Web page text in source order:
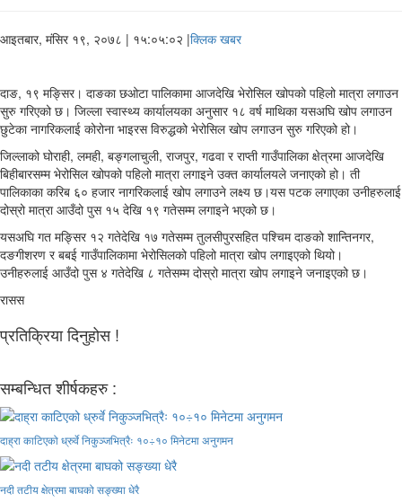
आइतबार, मंसिर १९, २०७८ | १५:०५:०२ |क्लिक खबर
दाङ, १९ मङ्सिर। दाङका छओटा पालिकामा आजदेखि भेरोसिल खोपको पहिलो मात्रा लगाउन
सुरु गरिएको छ। जिल्ला स्वास्थ्य कार्यालयका अनुसार १८ वर्ष माथिका यसअघि खोप लगाउन
छुटेका नागरिकलाई कोरोना भाइरस विरुद्धको भेरोसिल खोप लगाउन सुरु गरिएको हो।
जिल्लाको घोराही, लमही, बङ्गलाचुली, राजपुर, गढवा र राप्ती गाउँपालिका क्षेत्रमा आजदेखि
बिहीबारसम्म भेरोसिल खोपको पहिलो मात्रा लगाइने उक्त कार्यालयले जनाएको हो। ती
पालिकाका करिब ६० हजार नागरिकलाई खोप लगाउने लक्ष्य छ।यस पटक लगाएका उनीहरुलाई
दोस्रो मात्रा आउँदो पुस १५ देखि १९ गतेसम्म लगाइने भएको छ।
यसअघि गत मङ्सिर १२ गतेदेखि १७ गतेसम्म तुलसीपुरसहित पश्चिम दाङको शान्तिनगर,
दङगीशरण र बबई गाउँपालिकामा भेरोसिलको पहिलो मात्रा खोप लगाइएको थियो।
उनीहरुलाई आउँदो पुस ४ गतेदेखि ८ गतेसम्म दोस्रो मात्रा खोप लगाइने जनाइएको छ।
रासस
प्रतिक्रिया दिनुहोस !
सम्बन्धित शीर्षकहरु :
दाह्रा काटिएको ध्रुर्वे निकुञ्जभित्रैः १०÷१० मिनेटमा अनुगमन
नदी तटीय क्षेत्रमा बाघको सङ्ख्या धेरै